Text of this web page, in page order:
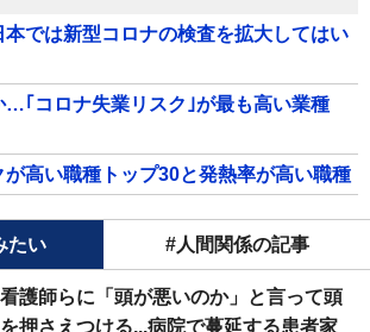
本では新型コロナの検査を拡大してはい
…｢コロナ失業リスク｣が最も高い業種
が高い職種トップ30と発熱率が高い職種
たい #人間関係の記事
看護師らに「頭が悪いのか」と言って頭
を押さえつける...病院で蔓延する患者家